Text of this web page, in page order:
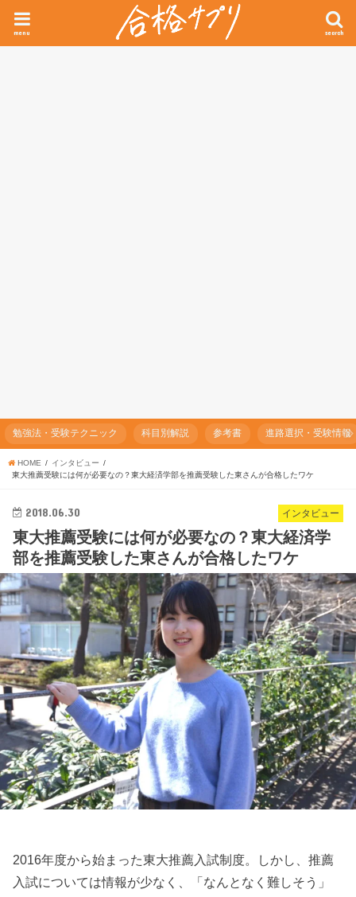
search
menu
勉強法・受験テクニック 科目別解説 参考書 進路選択・受験情報
HOME
インタビュー
東大推薦受験には何が必要なの？東大経済学部を推薦受験した東さんが合格したワケ
インタビュー
2018.06.30
東大推薦受験には何が必要なの？東大経済学
部を推薦受験した東さんが合格したワケ
2016年度から始まった東大推薦入試制度。しかし、推薦
入試については情報が少なく、「なんとなく難しそう」